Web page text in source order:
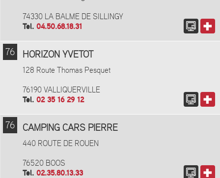
74330 LA BALME DE SILLINGY
Tel. 04.50.68.18.31
76 HORIZON YVETOT
128 Route Thomas Pesquet
76190 VALLIQUERVILLE
Tel. 02 35 16 29 12
76 CAMPING CARS PIERRE
440 ROUTE DE ROUEN
76520 BOOS
Tel. 02.35.80.13.33